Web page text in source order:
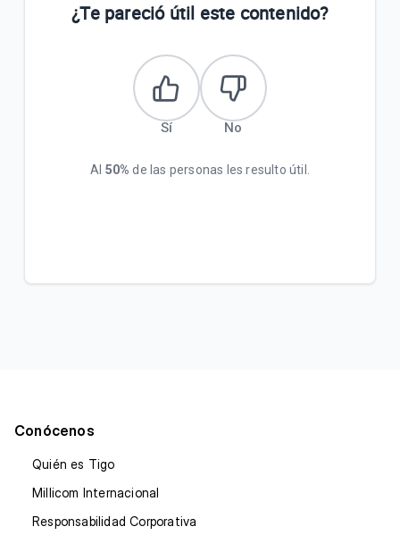
¿Te pareció útil este contenido?
Sí No
Al 50% de las personas les resulto útil.
Conócenos
Quién es Tigo
Millicom Internacional
Responsabilidad Corporativa